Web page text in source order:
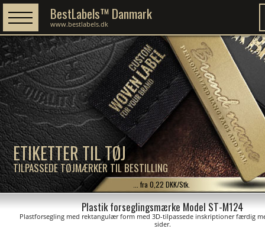
ETIKETTER TIL TØJ
TILPASSEDE TØJMÆRKER TIL BESTILLING
BestLabels™ Danmark
www.bestlabels.dk
... fra 0,22 DKK/Stk.
Plastik forseglingsmærke Model ST-M124
Plastforsegling med rektangulær form med 3D-tilpassede inskriptioner færdig
sider.